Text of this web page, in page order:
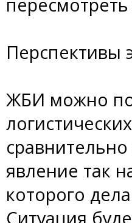
Перспективы
ЖБИ можно
явление так
которого
Ситуация